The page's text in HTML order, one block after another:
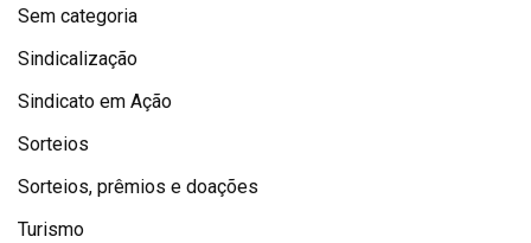
Sem categoria
Sindicalização
Sindicato em Ação
Sorteios
Sorteios, prêmios e doações
Turismo